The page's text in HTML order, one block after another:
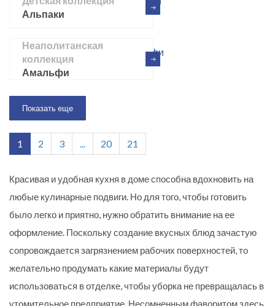
Альпаки
Неаполитанская
коллекция
Амальфи
Показать еще
1 2 3 ... 20 21
Красивая и удобная кухня в доме способна вдохновить на
любые кулинарные подвиги. Но для того, чтобы готовить
было легко и приятно, нужно обратить внимание на ее
оформление. Поскольку создание вкусных блюд зачастую
сопровождается загрязнением рабочих поверхностей, то
желательно продумать какие материалы будут
использоваться в отделке, чтобы уборка не превращалась в